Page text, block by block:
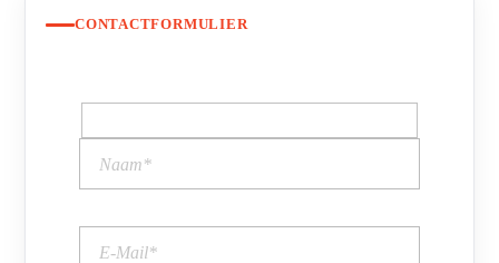
CONTACTFORMULIER